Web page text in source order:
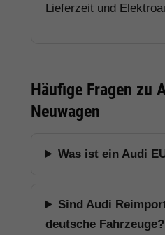
Lieferzeit und
Häufige Fragen zu
Neuwagen
Was ist ein Audi
Sind Audi
deutsche Fahrzeuge?